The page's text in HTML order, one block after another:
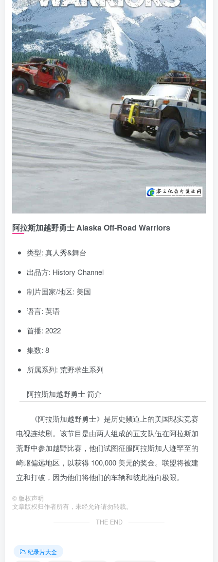
阿拉斯加越野勇士 Alaska Off-Road Warriors
类型: 真人秀&舞台
出品方: History Channel
制片国家/地区: 美国
语言: 英语
首播: 2022
集数: 8
所属系列: 荒野求生系列
阿拉斯加越野勇士 简介
《阿拉斯加越野勇士》是历史频道上的美国现实竞赛
电视连续剧。该节目是由两人组成的五支队伍在阿拉斯加
荒野中参加越野比赛，他们试图征服阿拉斯加人迹罕至的
崎岖偏远地区，以获得 100,000 美元的奖金。联盟将被建
立和打破，因为他们将他们的车辆和彼此推向极限。
© 版权声明
文章版权归作者所有，未经允许请勿转载。
THE END
纪录片大全